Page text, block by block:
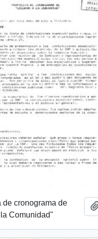
de cronograma de
Comunidad"